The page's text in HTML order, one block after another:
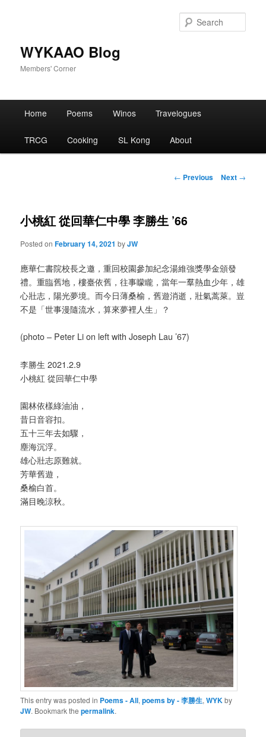
WYKAAO Blog
Members' Corner
Home Poems Winos Travelogues
TRCG Cooking SL Kong About
Post
← Previous Next →
小桃紅 從回華仁中學 李勝生 ’66
Posted onFebruary 14, 2021 byJW
應華仁書院校長之邀，重回校園參加紀念湯維強獎學金頒發
禮。重臨舊地，樓臺依舊，往事矇矓，當年一羣熱血少年，雄
心壯志，陽光夢境。而今日薄桑榆，舊遊消逝，壯氣蒿萊。豈
不是「世事漫隨流水，算來夢裡人生」？
(photo – Peter Li on left with Joseph Lau ’67)
李勝生 2021.2.9
小桃紅 從回華仁中學
園林依樣綠油油，
昔日音容扣。
五十三年去如驟，
塵海沉浮。
雄心壯志原難就。
芳華舊遊，
桑榆白首。
滿目晚涼秋。
This entry was posted in Poems - All,poems by - 李勝生,WYKby
JW. Bookmark thepermalink.